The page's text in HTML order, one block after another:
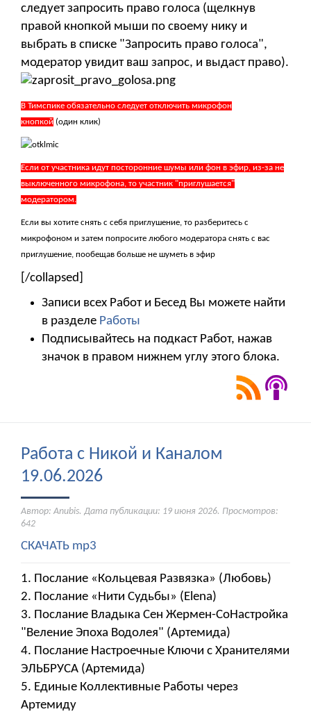
следует запросить право голоса (щелкнув
правой кнопкой мыши по своему нику и
выбрать в списке "Запросить право голоса",
модератор увидит ваш запрос, и выдаст право).
В Тимспике обязательно следует отключить микрофон
кнопкой (один клик)
Если от участника идут посторонние шумы или фон в эфир, из-за не
выключенного микрофона, то участник "приглушается"
модератором.
Если вы хотите снять с себя приглушение, то разберитесь с
микрофоном и затем попросите любого модератора снять с вас
приглушение, пообещав больше не шуметь в эфир
[/collapsed]
Записи всех Работ и Бесед Вы можете найти
в разделе Работы
Подписывайтесь на подкаст Работ, нажав
значок в правом нижнем углу этого блока.
Работа с Никой и Каналом
19.06.2026
Автор: Anubis. Дата публикации: 19 июня 2026. Просмотров:
642
СКАЧАТЬ mp3
1. Послание «Кольцевая Развязка» (Любовь)
2. Послание «Нити Судьбы» (Elena)
3. Послание Владыка Сен Жермен-СоНастройка
"Веление Эпоха Водолея" (Артемида)
4. Послание Настроечные Ключи с Хранителями
ЭЛЬБРУСА (Артемида)
5. Единые Коллективные Работы через
Артемиду